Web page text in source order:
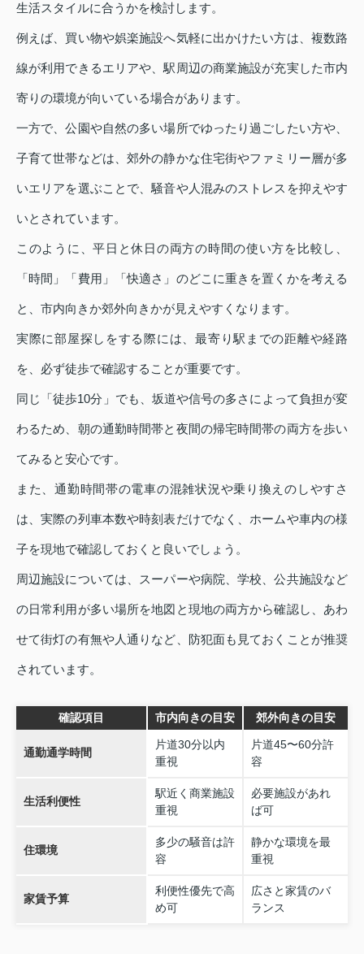
生活スタイルに合うかを検討します。
例えば、買い物や娯楽施設へ気軽に出かけたい方は、複数路
線が利用できるエリアや、駅周辺の商業施設が充実した市内
寄りの環境が向いている場合があります。
一方で、公園や自然の多い場所でゆったり過ごしたい方や、
子育て世帯などは、郊外の静かな住宅街やファミリー層が多
いエリアを選ぶことで、騒音や人混みのストレスを抑えやす
いとされています。
このように、平日と休日の両方の時間の使い方を比較し、
「時間」「費用」「快適さ」のどこに重きを置くかを考える
と、市内向きか郊外向きかが見えやすくなります。
実際に部屋探しをする際には、最寄り駅までの距離や経路
を、必ず徒歩で確認することが重要です。
同じ「徒歩10分」でも、坂道や信号の多さによって負担が変
わるため、朝の通勤時間帯と夜間の帰宅時間帯の両方を歩い
てみると安心です。
また、通勤時間帯の電車の混雑状況や乗り換えのしやすさ
は、実際の列車本数や時刻表だけでなく、ホームや車内の様
子を現地で確認しておくと良いでしょう。
周辺施設については、スーパーや病院、学校、公共施設など
の日常利用が多い場所を地図と現地の両方から確認し、あわ
せて街灯の有無や人通りなど、防犯面も見ておくことが推奨
されています。
確認項目 市内向きの目安 郊外向きの目安
通勤通学時間
片道30分以内
重視
片道45〜60分許
容
生活利便性
駅近く商業施設
重視
必要施設があれ
ば可
住環境
多少の騒音は許
容
静かな環境を最
重視
家賃予算
利便性優先で高
め可
広さと家賃のバ
ランス